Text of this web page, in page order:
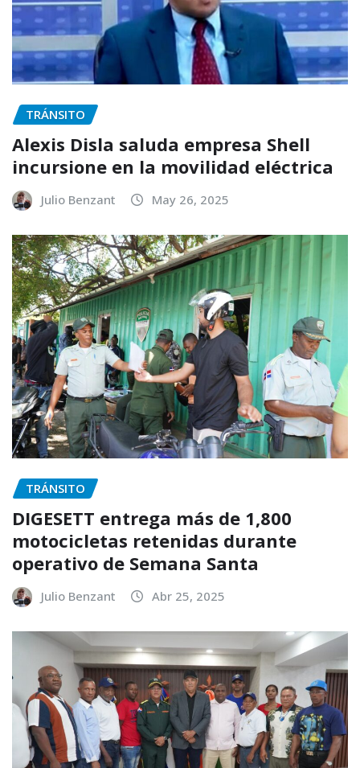
TRÁNSITO
Alexis Disla saluda empresa Shell
incursione en la movilidad eléctrica
Julio Benzant May 26, 2025
TRÁNSITO
DIGESETT entrega más de 1,800
motocicletas retenidas durante
operativo de Semana Santa
Julio Benzant Abr 25, 2025